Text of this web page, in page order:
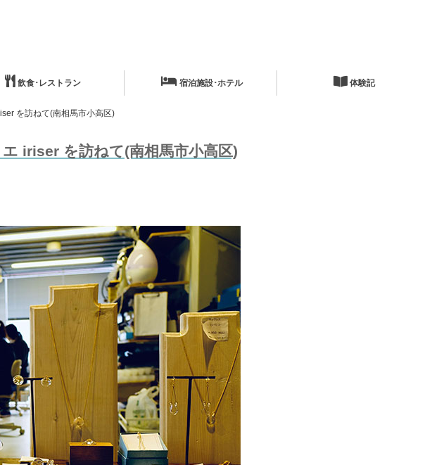
飲食･レストラン 宿泊施設･ホテル 体験記
を訪ねて(南相馬市小高区)
iriser を訪ねて(南相馬市小高区)